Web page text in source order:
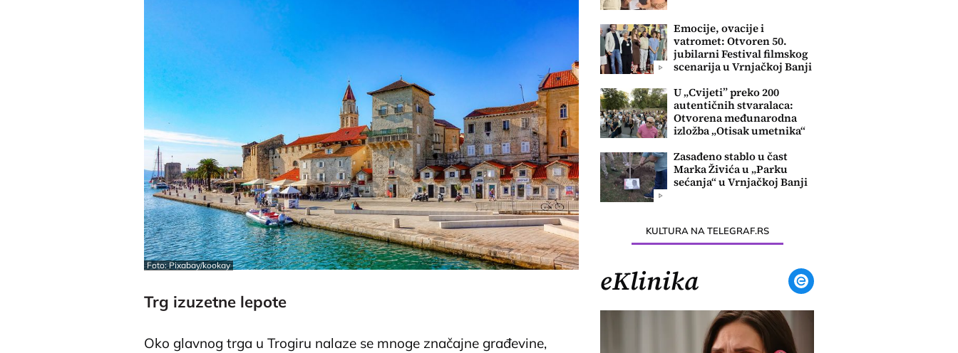
Foto: Pixabay/kookay
Trg izuzetne lepote
Oko glavnog trga u Trogiru nalaze se mnoge značajne građevine,
Emocije, ovacije i
vatromet: Otvoren 50.
jubilarni Festival filmskog
scenarija u Vrnjačkoj Banji
U „Cvijeti” preko 200
autentičnih stvaralaca:
Otvorena međunarodna
izložba „Otisak umetnika“
Zasađeno stablo u čast
Marka Živića u „Parku
sećanja“ u Vrnjačkoj Banji
KULTURA NA TELEGRAF.RS
eKlinika